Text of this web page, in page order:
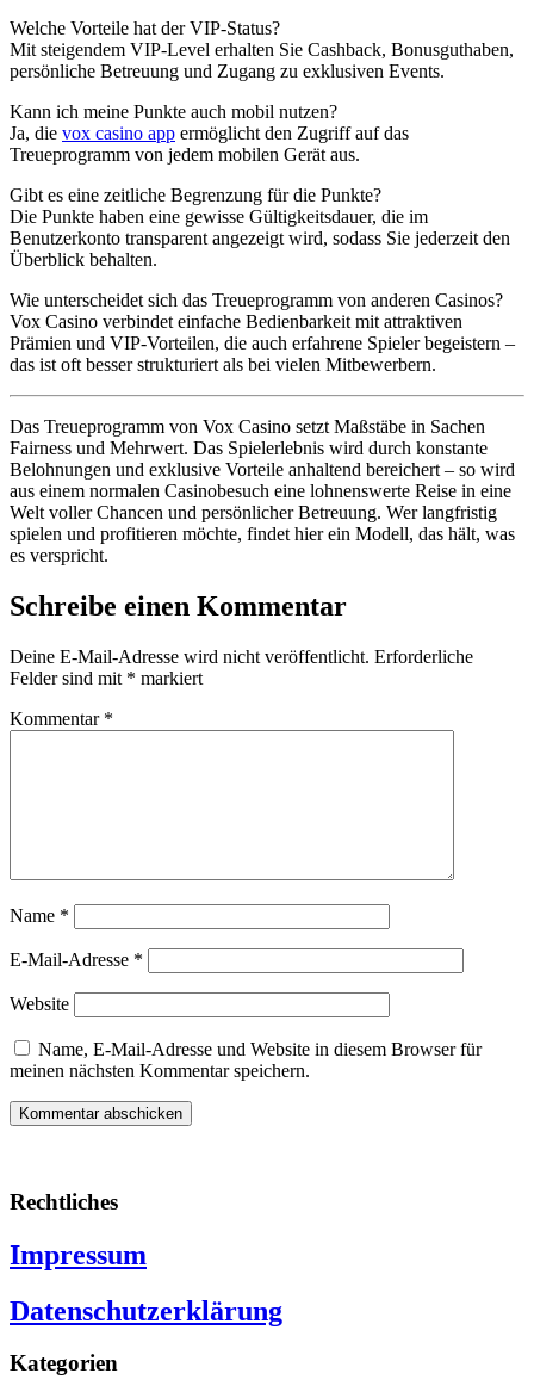
Welche Vorteile hat der VIP-Status?
Mit steigendem VIP-Level erhalten Sie Cashback, Bonusguthaben,
persönliche Betreuung und Zugang zu exklusiven Events.
Kann ich meine Punkte auch mobil nutzen?
Ja, die vox casino app ermöglicht den Zugriff auf das
Treueprogramm von jedem mobilen Gerät aus.
Gibt es eine zeitliche Begrenzung für die Punkte?
Die Punkte haben eine gewisse Gültigkeitsdauer, die im
Benutzerkonto transparent angezeigt wird, sodass Sie jederzeit den
Überblick behalten.
Wie unterscheidet sich das Treueprogramm von anderen Casinos?
Vox Casino verbindet einfache Bedienbarkeit mit attraktiven
Prämien und VIP-Vorteilen, die auch erfahrene Spieler begeistern –
das ist oft besser strukturiert als bei vielen Mitbewerbern.
Das Treueprogramm von Vox Casino setzt Maßstäbe in Sachen
Fairness und Mehrwert. Das Spielerlebnis wird durch konstante
Belohnungen und exklusive Vorteile anhaltend bereichert – so wird
aus einem normalen Casinobesuch eine lohnenswerte Reise in eine
Welt voller Chancen und persönlicher Betreuung. Wer langfristig
spielen und profitieren möchte, findet hier ein Modell, das hält, was
es verspricht.
Schreibe einen Kommentar
Deine E-Mail-Adresse wird nicht veröffentlicht. Erforderliche
Felder sind mit * markiert
Kommentar *
Name *
E-Mail-Adresse *
Website
Name, E-Mail-Adresse und Website in diesem Browser für
meinen nächsten Kommentar speichern.
Rechtliches
Impressum
Datenschutzerklärung
Kategorien